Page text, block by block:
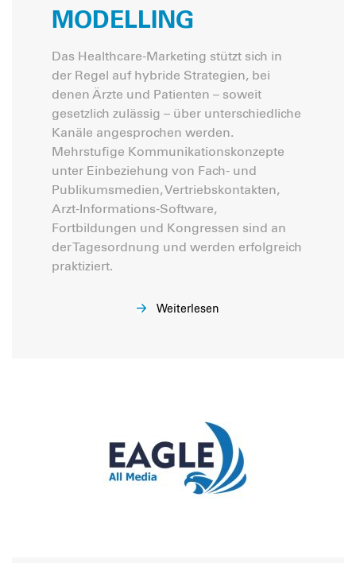
MODELLING
Das Healthcare-Marketing stützt sich in
der Regel auf hybride Strategien, bei
denen Ärzte und Patienten – soweit
gesetzlich zulässig – über unterschiedliche
Kanäle angesprochen werden.
Mehrstufige Kommunikationskonzepte
unter Einbeziehung von Fach- und
Publikumsmedien, Vertriebskontakten,
Arzt-Informations-Software,
Fortbildungen und Kongressen sind an
der Tagesordnung und werden erfolgreich
praktiziert.
Weiterlesen